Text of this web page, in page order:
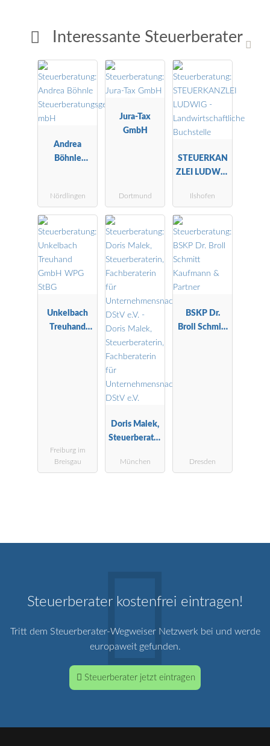
Interessante Steuerberater
Andrea
Böhnle
ft mbH
Nördlingen
Jura-Tax
GmbH
Dortmund
STEUERKAN
ZLEI LUDWIG
Landwirtscha
ftliche
Buchstelle
Ilshofen
Unkelbach
Treuhand
Freiburg im
Breisgau
Doris Malek,
Steuerberater
Fachberaterin
München
BSKP Dr.
Broll Schmitt
Dresden
Steuerberater kostenfrei eintragen!
Tritt dem Steuerberater-Wegweiser Netzwerk bei und werde
europaweit gefunden.
Steuerberater jetzt eintragen